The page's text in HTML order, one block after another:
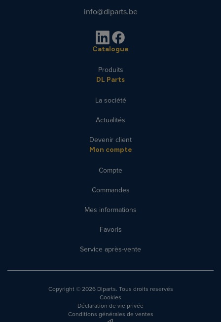
info@dlparts.be
Catalogue
Produits
DL Parts
La société
Actualités
Devenir client
Mon compte
Compte
Commandes
Mes informations
Favoris
Service après-vente
Copyright© 2026 Dlparts. Tous droits reservés
Cookies
Déclaration de vie privée
Conditions générales de ventes